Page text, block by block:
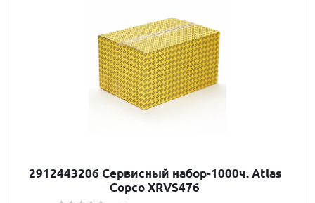
2912443206 Сервисный набор-1000ч. Atlas
Сopco XRVS476